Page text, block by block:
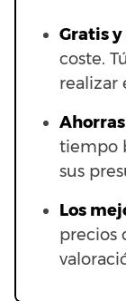
Gratis
coste.
realizar
tiempo
sus
Los
precios